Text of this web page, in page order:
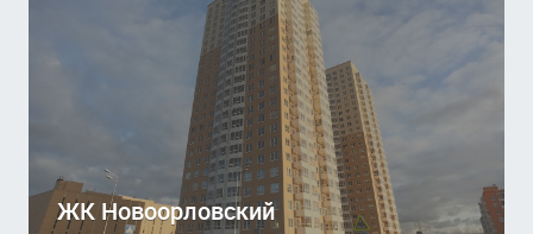
ЖК Новоорловский